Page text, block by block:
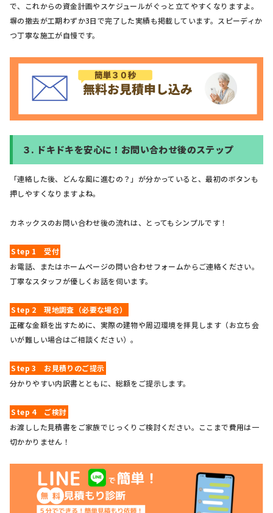
で、これからの資金計画やスケジュールがぐっと立てやすくなりますよ。
塀の撤去が工期わずか3日で完了した実績も掲載しています。スピーディか
つ丁寧な施工が自慢です。
３. ドキドキを安心に！お問い合わせ後のステップ
「連絡した後、どんな風に進むの？」が分かっていると、最初のボタンも
押しやすくなりますよね。
カネックスのお問い合わせ後の流れは、とってもシンプルです！
Step 1 受付
お電話、またはホームページの問い合わせフォームからご連絡ください。
丁寧なスタッフが優しくお話を伺います。
Step 2 現地調査（必要な場合）
正確な金額を出すために、実際の建物や周辺環境を拝見します（お立ち会
いが難しい場合はご相談ください）。
Step 3 お見積りのご提示
分かりやすい内訳書とともに、総額をご提示します。
Step 4 ご検討
お渡しした見積書をご家族でじっくりご検討ください。ここまで費用は一
切かかりません！